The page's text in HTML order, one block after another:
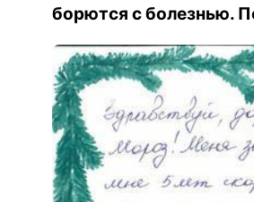
борются с болезнью.